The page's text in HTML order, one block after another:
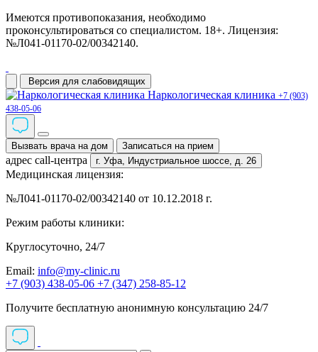
Имеются противопоказания, необходимо
проконсультироваться со специалистом. 18+. Лицензия:
№Л041-01170-02/00342140.
Версия для слабовидящих
Наркологическая клиника +7 (903)
438-05-06
Вызвать врача на дом Записаться на прием
адрес call-центра г. Уфа, Индустриальное шоссе, д. 26
Медицинская лицензия:
№Л041-01170-02/00342140 от 10.12.2018 г.
Режим работы клиники:
Круглосуточно, 24/7
Email: info@my-clinic.ru
+7 (903) 438-05-06 +7 (347) 258-85-12
Получите бесплатную анонимную консультацию 24/7